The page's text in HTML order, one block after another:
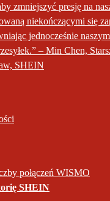
zmniejszyć presję na
niekończącymi się
jednocześnie
– Min Chen,
SHEIN
połączeń WISMO
SHEIN